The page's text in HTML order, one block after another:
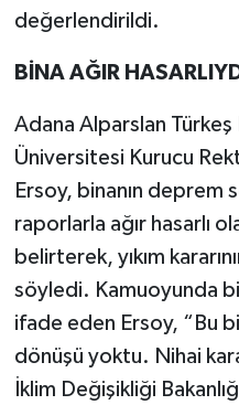
değerlendirildi.
BİNA AĞIR
Adana Alparslan Türkeş
Üniversitesi Kurucu
Ersoy, binanın deprem
raporlarla ağır hasarlı
belirterek, yıkım
söyledi. Kamuoyunda
ifade eden Ersoy, “Bu
dönüşü yoktu. Nihai
İklim Değişikliği